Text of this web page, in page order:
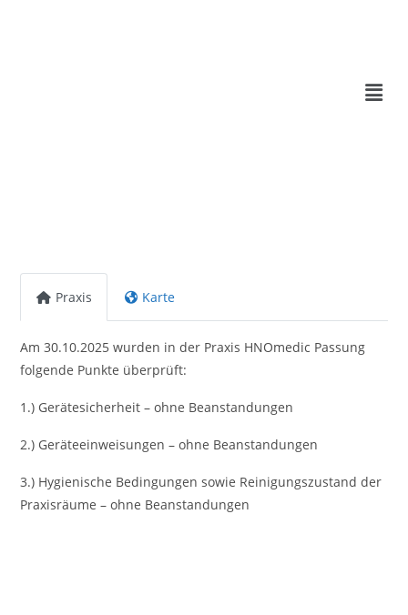
Praxis Karte
Am 30.10.2025 wurden in der Praxis HNOmedic Passung
folgende Punkte überprüft:
1.) Gerätesicherheit – ohne Beanstandungen
2.) Geräteeinweisungen – ohne Beanstandungen
3.) Hygienische Bedingungen sowie Reinigungszustand der
Praxisräume – ohne Beanstandungen